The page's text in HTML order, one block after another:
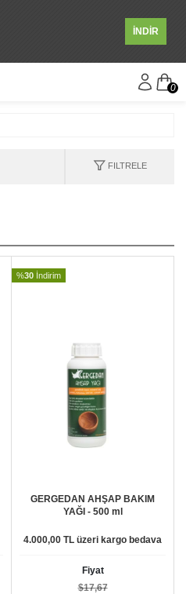
İNDİR
0
FILTRELE
%30 İndirim
GERGEDAN AHŞAP BAKIM
YAĞI - 500 ml
4.000,00 TL üzeri kargo bedava
Fiyat
$17,67